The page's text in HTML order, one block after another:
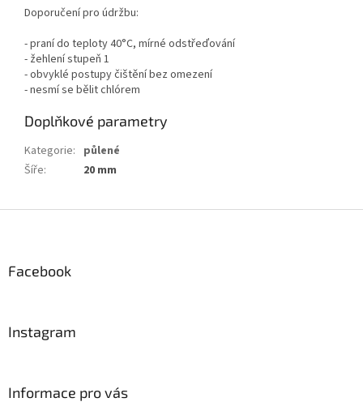
Doporučení pro údržbu:
- praní do teploty 40°C, mírné odstřeďování
- žehlení stupeň 1
- obvyklé postupy čištění bez omezení
- nesmí se bělit chlórem
Doplňkové parametry
Kategorie: půlené
Šíře: 20 mm
Facebook
Instagram
Informace pro vás